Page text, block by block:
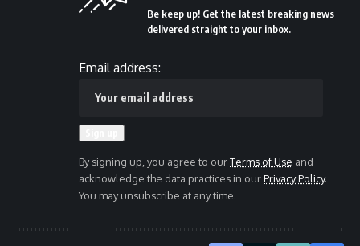
Be keep up! Get the latest breaking news
delivered straight to your inbox.
Email address:
By signing up, you agree to ourTerms of Use and
acknowledge the data practices in ourPrivacy Policy.
You may unsubscribe at any time.